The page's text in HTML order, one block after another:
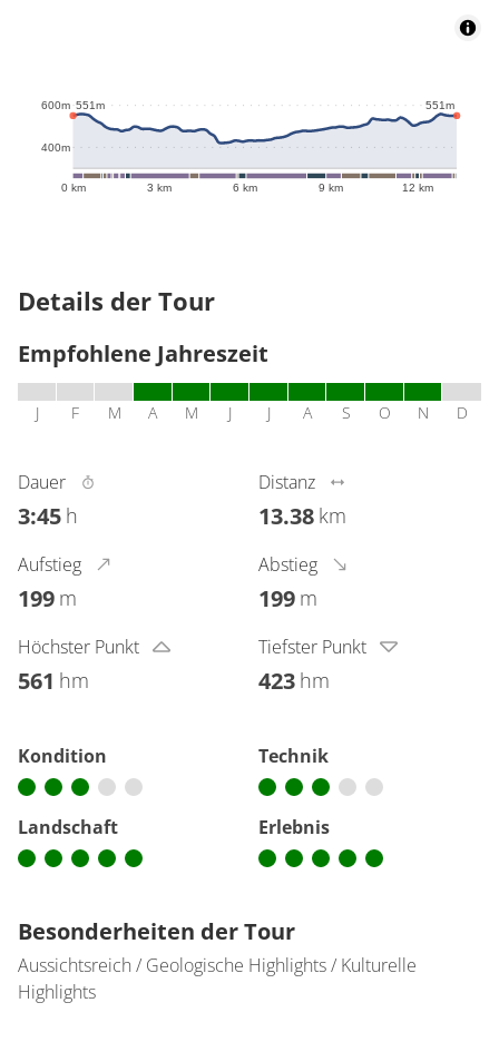
0 km 3 km 6 km 9 km 12 km
400m
600m 551m 551m
Details der Tour
Empfohlene Jahreszeit
J F M A M J J A S O N D
Dauer
3:45 h
Distanz
13.38 km
Aufstieg
199 m
Abstieg
199 m
Höchster Punkt
561 hm
Tiefster Punkt
423 hm
Kondition Technik
Landschaft Erlebnis
Besonderheiten der Tour
Aussichtsreich / Geologische Highlights / Kulturelle
Highlights